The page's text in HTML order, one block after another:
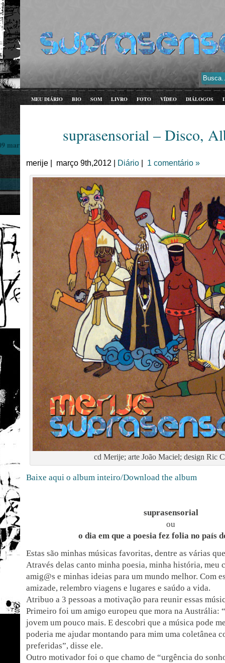
MEU DIÁRIO BIO SOM LIVRO FOTO VÍDEO DIÁLOGOS
suprasensorial – Disco,
mar
merije | março 9th,2012 | Diário 1 comentário »
cd Merije; arte João Maciel; design Ric
Baixe aqui o album inteiro/Download the album
suprasensorial
ou
o dia em que a poesia fez folia no país
Estas são minhas músicas favoritas, dentre as várias
Através delas canto minha poesia, minha história, meu
amig@s e minhas ideias para um mundo melhor. Com
amizade, relembro viagens e lugares e saúdo a vida.
Atribuo a 3 pessoas a motivação para reunir essas
Primeiro foi um amigo europeu que mora na Austrália:
jovem um pouco mais. E descobri que a música pode
poderia me ajudar montando para mim uma coletânea
preferidas”, disse ele.
Outro motivador foi o que chamo de “urgência do